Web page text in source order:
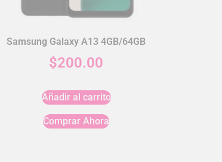
Samsung Galaxy A13 4GB/64GB
$200.00
Añadir al carrito
Comprar Ahora